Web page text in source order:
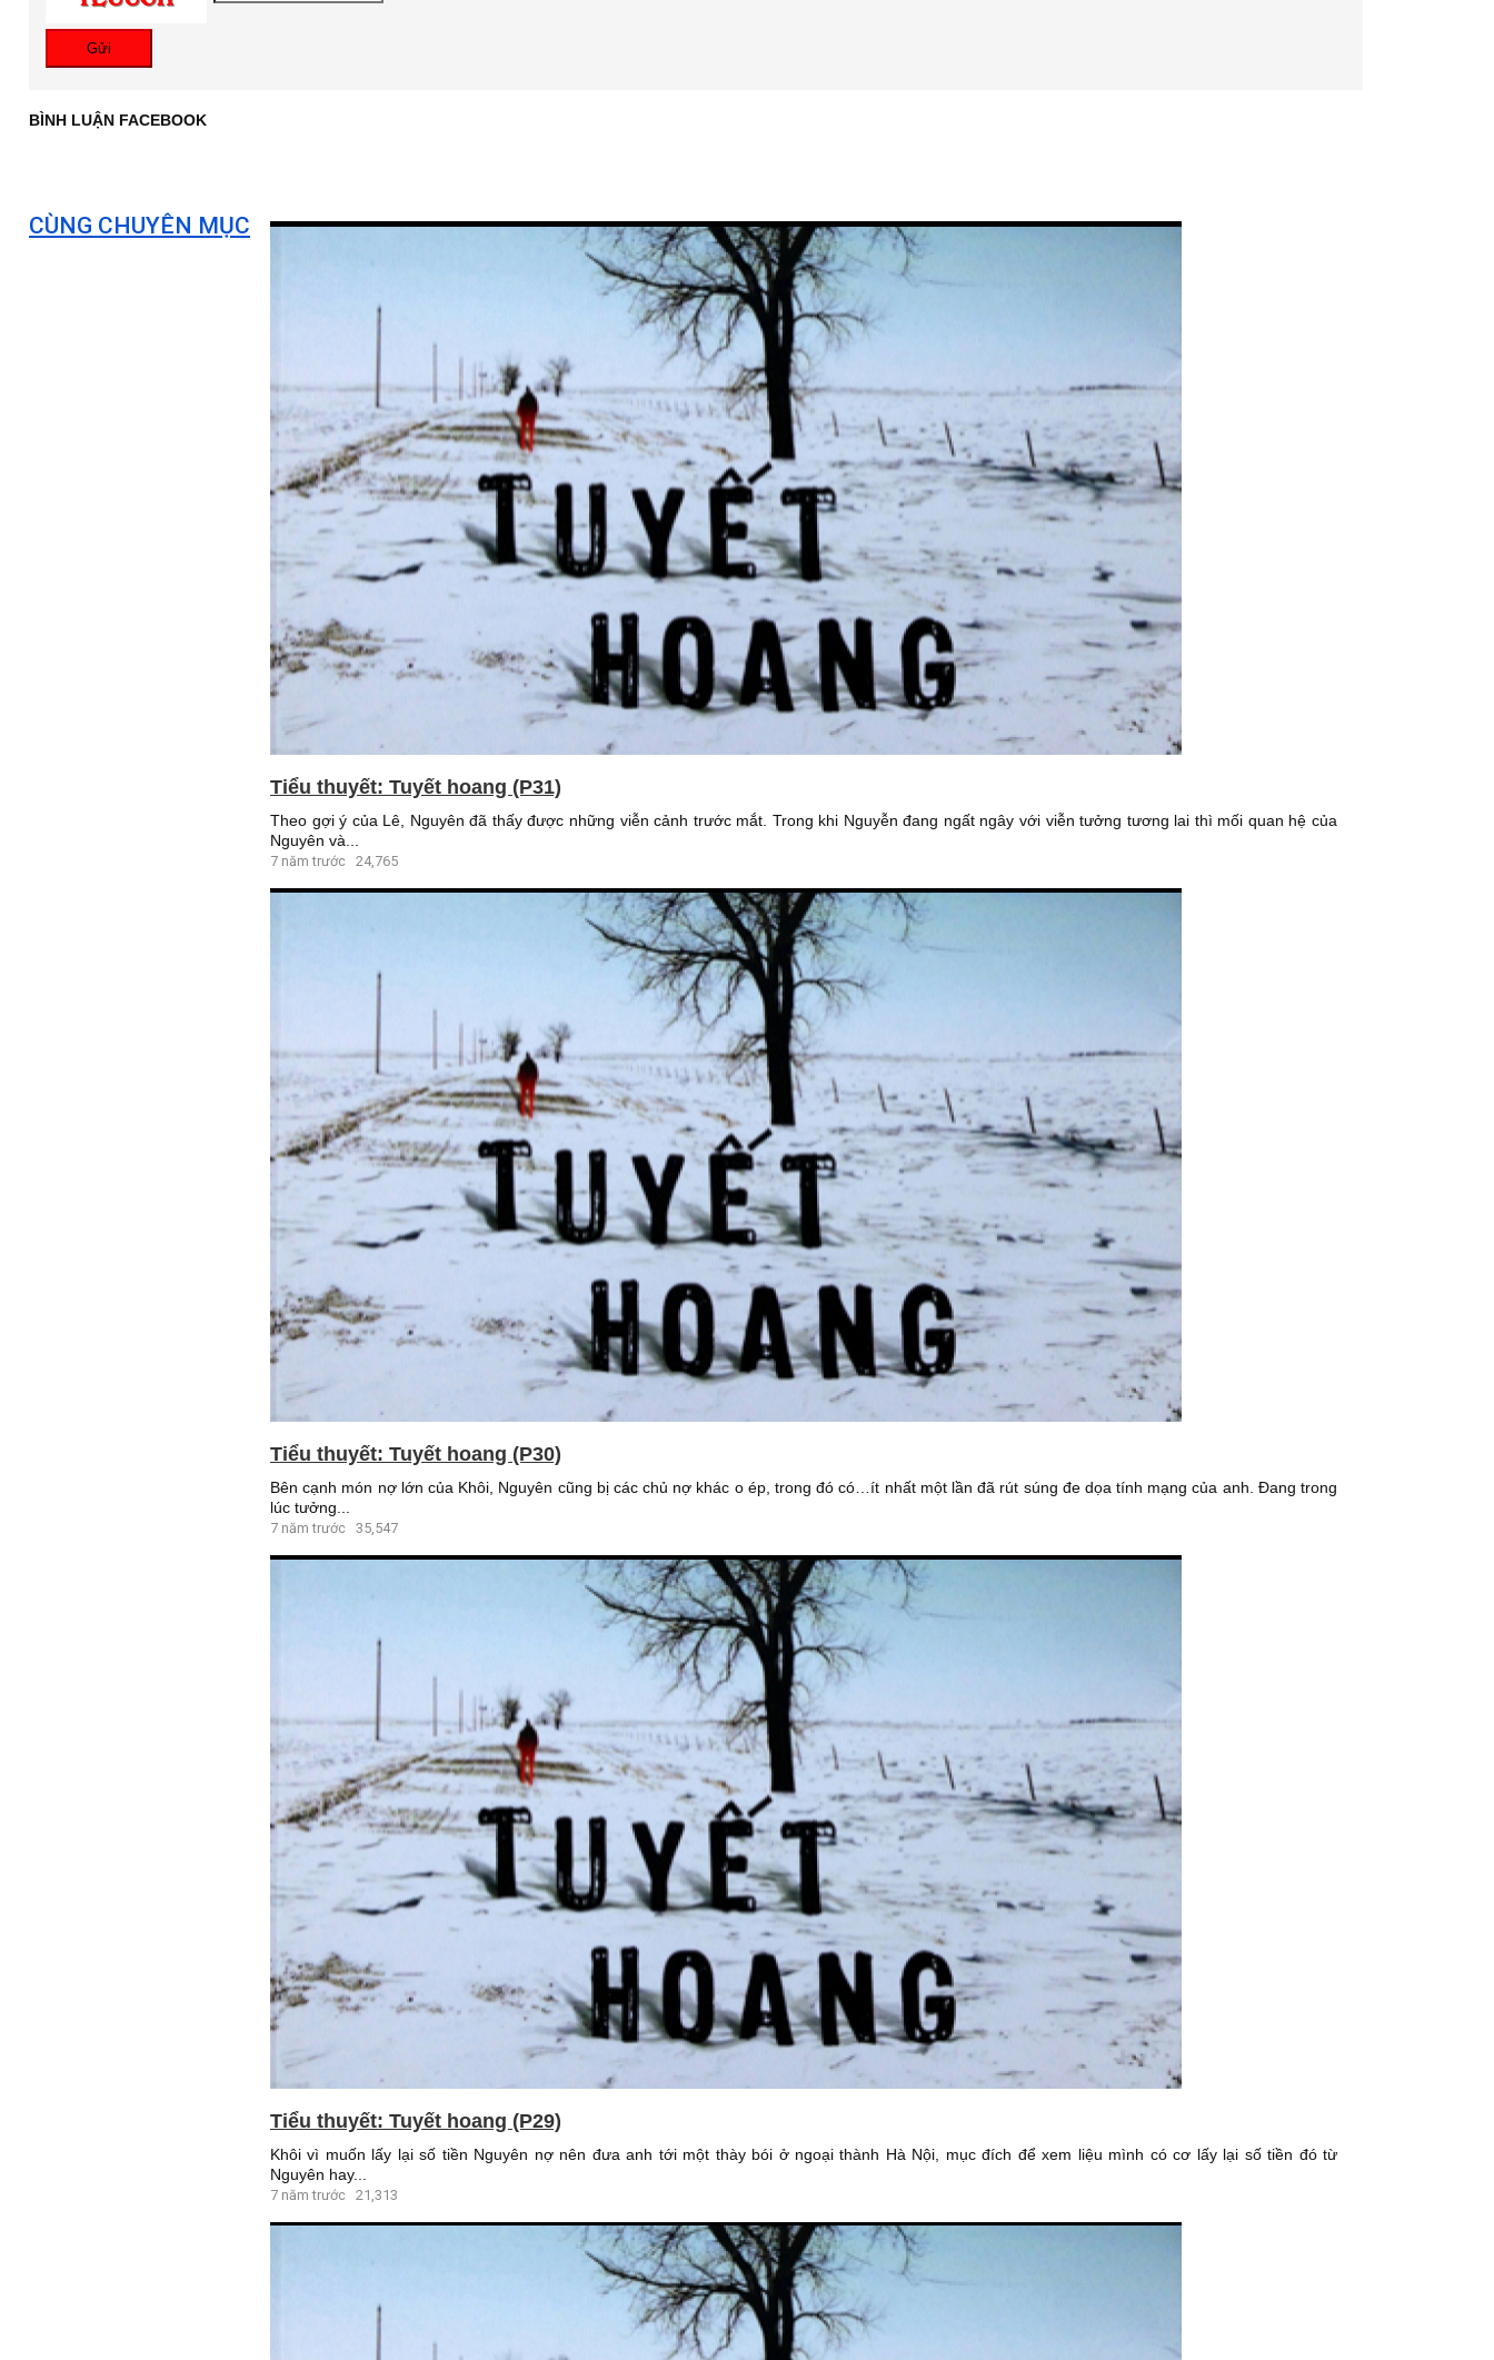
Gửi
BÌNH LUẬN FACEBOOK
CÙNG CHUYÊN MỤC
Tiểu thuyết: Tuyết hoang (P31)
Theo gợi ý của Lê, Nguyên đã thấy được những viễn cảnh trước mắt. Trong khi Nguyễn đang ngất ngây với viễn tưởng tương lai thì mối quan hệ của
Nguyên và...
7 năm trước 24,765
Tiểu thuyết: Tuyết hoang (P30)
Bên cạnh món nợ lớn của Khôi, Nguyên cũng bị các chủ nợ khác o ép, trong đó có…ít nhất một lần đã rút súng đe dọa tính mạng của anh. Đang trong
lúc tưởng...
7 năm trước 35,547
Tiểu thuyết: Tuyết hoang (P29)
Khôi vì muốn lấy lại số tiền Nguyên nợ nên đưa anh tới một thày bói ở ngoại thành Hà Nội, mục đích để xem liệu mình có cơ lấy lại số tiền đó từ
Nguyên hay...
7 năm trước 21,313